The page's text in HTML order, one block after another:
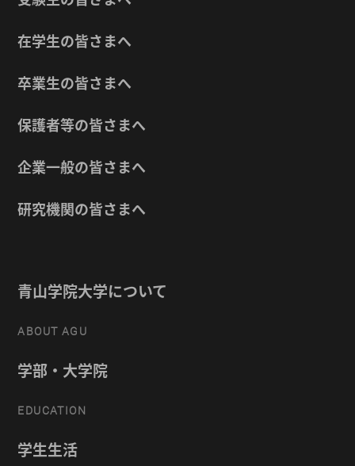
在学生の皆さまへ
卒業生の皆さまへ
保護者等の皆さまへ
企業一般の皆さまへ
研究機関の皆さまへ
青山学院大学について
ABOUT AGU
学部・大学院
EDUCATION
学生生活